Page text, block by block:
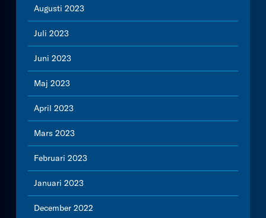
Augusti 2023
Juli 2023
Juni 2023
Maj 2023
April 2023
Mars 2023
Februari 2023
Januari 2023
December 2022